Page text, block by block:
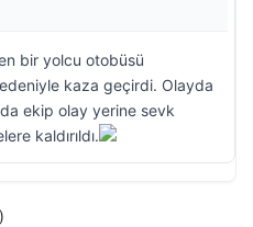
bir yolcu otobüsü
kaza geçirdi. Olayda
ekip olay yerine sevk
kaldırıldı.